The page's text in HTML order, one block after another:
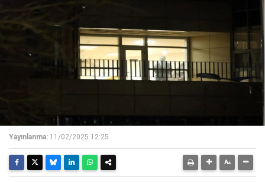
Yayınlanma: 11/02/2025 12:25